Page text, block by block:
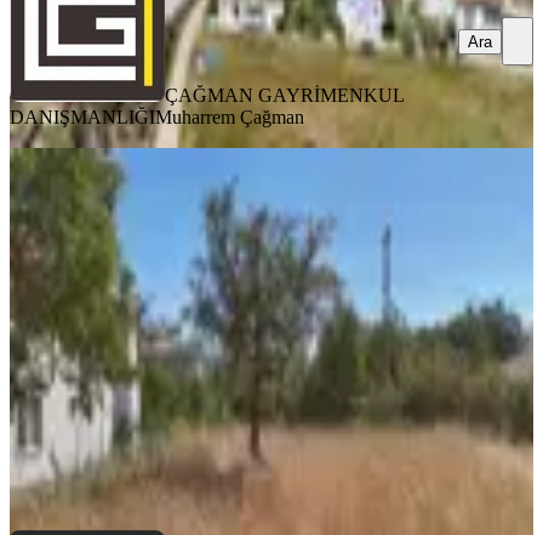
ÇAĞMAN GAYRİMENKUL
DANIŞMANLIĞIMuharrem Çağman
Ara
TAKASLI
Fethiye Nıf Mah Merkezde Satılık
508m2 İmarlı Arsa
Fethiye, Nif Mahallesi
508 m²·11.516/m²·24.07.2026
5.850.000 ₺
BEMAX EMLAK&REAL ESTATE
Ara